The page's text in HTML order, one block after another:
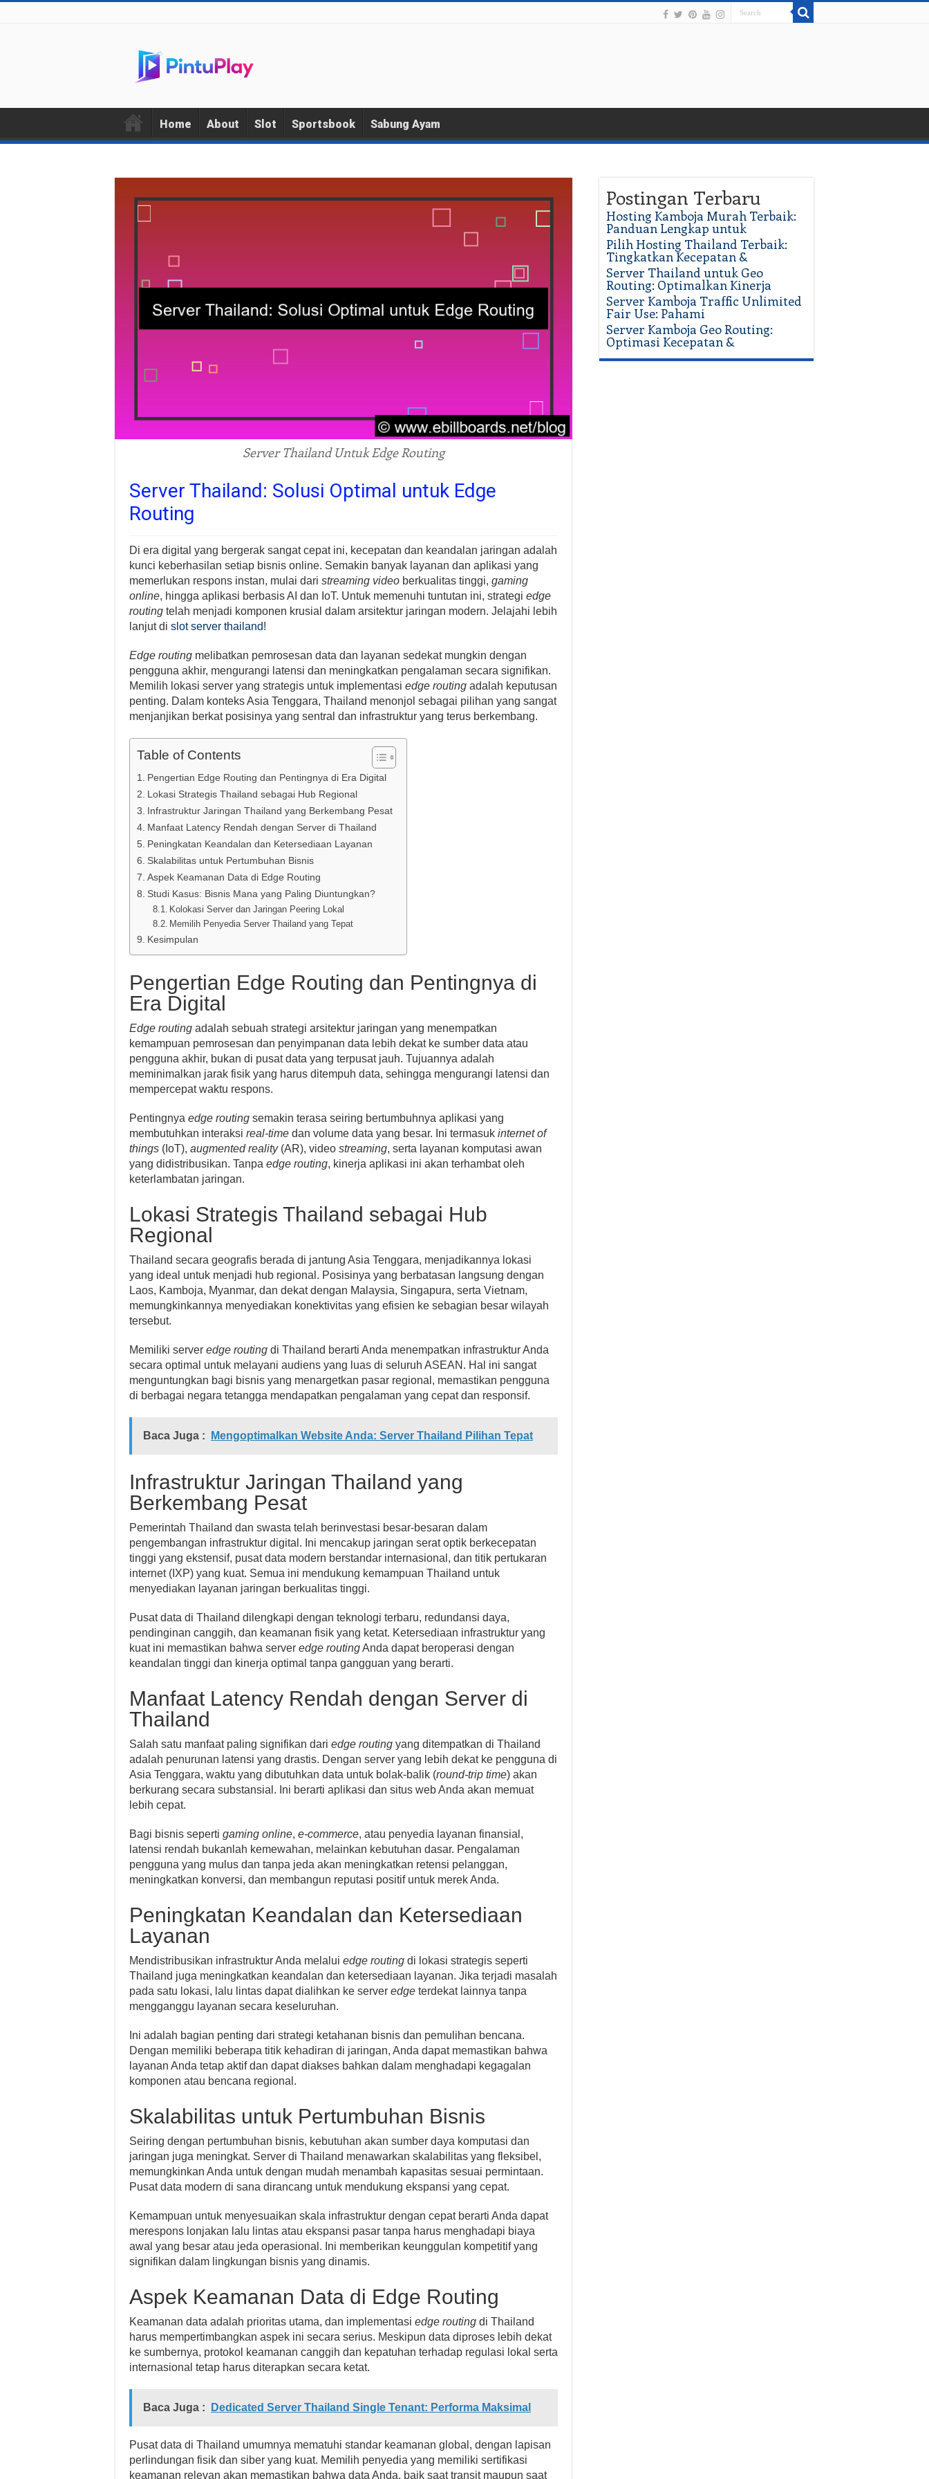
Home About Slot Sportsbook Sabung Ayam
Server Thailand Untuk Edge Routing
Server Thailand: Solusi Optimal untuk Edge
Routing
Di era digital yang bergerak sangat cepat ini, kecepatan dan keandalan jaringan adalah
kunci keberhasilan setiap bisnis online. Semakin banyak layanan dan aplikasi yang
memerlukan respons instan, mulai dari streaming video berkualitas tinggi, gaming
online, hingga aplikasi berbasis AI dan IoT. Untuk memenuhi tuntutan ini, strategi edge
routing telah menjadi komponen krusial dalam arsitektur jaringan modern. Jelajahi lebih
lanjut di slot server thailand!
Edge routing melibatkan pemrosesan data dan layanan sedekat mungkin dengan
pengguna akhir, mengurangi latensi dan meningkatkan pengalaman secara signifikan.
Memilih lokasi server yang strategis untuk implementasi edge routing adalah keputusan
penting. Dalam konteks Asia Tenggara, Thailand menonjol sebagai pilihan yang sangat
menjanjikan berkat posisinya yang sentral dan infrastruktur yang terus berkembang.
Table of Contents
Pengertian Edge Routing dan Pentingnya di Era Digital
Lokasi Strategis Thailand sebagai Hub Regional
Infrastruktur Jaringan Thailand yang Berkembang Pesat
Manfaat Latency Rendah dengan Server di Thailand
Peningkatan Keandalan dan Ketersediaan Layanan
Skalabilitas untuk Pertumbuhan Bisnis
Aspek Keamanan Data di Edge Routing
Studi Kasus: Bisnis Mana yang Paling Diuntungkan?
Kolokasi Server dan Jaringan Peering Lokal
Memilih Penyedia Server Thailand yang Tepat
Kesimpulan
Pengertian Edge Routing dan Pentingnya di
Era Digital
Edge routing adalah sebuah strategi arsitektur jaringan yang menempatkan
kemampuan pemrosesan dan penyimpanan data lebih dekat ke sumber data atau
pengguna akhir, bukan di pusat data yang terpusat jauh. Tujuannya adalah
meminimalkan jarak fisik yang harus ditempuh data, sehingga mengurangi latensi dan
mempercepat waktu respons.
Pentingnya edge routing semakin terasa seiring bertumbuhnya aplikasi yang
membutuhkan interaksi real-time dan volume data yang besar. Ini termasuk internet of
things (IoT), augmented reality(AR), video streaming, serta layanan komputasi awan
yang didistribusikan. Tanpa edge routing, kinerja aplikasi ini akan terhambat oleh
keterlambatan jaringan.
Lokasi Strategis Thailand sebagai Hub
Regional
Thailand secara geografis berada di jantung Asia Tenggara, menjadikannya lokasi
yang ideal untuk menjadi hub regional. Posisinya yang berbatasan langsung dengan
Laos, Kamboja, Myanmar, dan dekat dengan Malaysia, Singapura, serta Vietnam,
memungkinkannya menyediakan konektivitas yang efisien ke sebagian besar wilayah
tersebut.
Memiliki server edge routing di Thailand berarti Anda menempatkan infrastruktur Anda
secara optimal untuk melayani audiens yang luas di seluruh ASEAN. Hal ini sangat
menguntungkan bagi bisnis yang menargetkan pasar regional, memastikan pengguna
di berbagai negara tetangga mendapatkan pengalaman yang cepat dan responsif.
Baca Juga : Mengoptimalkan Website Anda: Server Thailand Pilihan Tepat
Infrastruktur Jaringan Thailand yang
Berkembang Pesat
Pemerintah Thailand dan swasta telah berinvestasi besar-besaran dalam
pengembangan infrastruktur digital. Ini mencakup jaringan serat optik berkecepatan
tinggi yang ekstensif, pusat data modern berstandar internasional, dan titik pertukaran
internet (IXP) yang kuat. Semua ini mendukung kemampuan Thailand untuk
menyediakan layanan jaringan berkualitas tinggi.
Pusat data di Thailand dilengkapi dengan teknologi terbaru, redundansi daya,
pendinginan canggih, dan keamanan fisik yang ketat. Ketersediaan infrastruktur yang
kuat ini memastikan bahwa server edge routingAnda dapat beroperasi dengan
keandalan tinggi dan kinerja optimal tanpa gangguan yang berarti.
Manfaat Latency Rendah dengan Server di
Thailand
Salah satu manfaat paling signifikan dari edge routing yang ditempatkan di Thailand
adalah penurunan latensi yang drastis. Dengan server yang lebih dekat ke pengguna di
Asia Tenggara, waktu yang dibutuhkan data untuk bolak-balik (round-trip time) akan
berkurang secara substansial. Ini berarti aplikasi dan situs web Anda akan memuat
lebih cepat.
Bagi bisnis seperti gaming online, e-commerce, atau penyedia layanan finansial,
latensi rendah bukanlah kemewahan, melainkan kebutuhan dasar. Pengalaman
pengguna yang mulus dan tanpa jeda akan meningkatkan retensi pelanggan,
meningkatkan konversi, dan membangun reputasi positif untuk merek Anda.
Peningkatan Keandalan dan Ketersediaan
Layanan
Mendistribusikan infrastruktur Anda melalui edge routing di lokasi strategis seperti
Thailand juga meningkatkan keandalan dan ketersediaan layanan. Jika terjadi masalah
pada satu lokasi, lalu lintas dapat dialihkan ke server edge terdekat lainnya tanpa
mengganggu layanan secara keseluruhan.
Ini adalah bagian penting dari strategi ketahanan bisnis dan pemulihan bencana.
Dengan memiliki beberapa titik kehadiran di jaringan, Anda dapat memastikan bahwa
layanan Anda tetap aktif dan dapat diakses bahkan dalam menghadapi kegagalan
komponen atau bencana regional.
Skalabilitas untuk Pertumbuhan Bisnis
Seiring dengan pertumbuhan bisnis, kebutuhan akan sumber daya komputasi dan
jaringan juga meningkat. Server di Thailand menawarkan skalabilitas yang fleksibel,
memungkinkan Anda untuk dengan mudah menambah kapasitas sesuai permintaan.
Pusat data modern di sana dirancang untuk mendukung ekspansi yang cepat.
Kemampuan untuk menyesuaikan skala infrastruktur dengan cepat berarti Anda dapat
merespons lonjakan lalu lintas atau ekspansi pasar tanpa harus menghadapi biaya
awal yang besar atau jeda operasional. Ini memberikan keunggulan kompetitif yang
signifikan dalam lingkungan bisnis yang dinamis.
Aspek Keamanan Data di Edge Routing
Keamanan data adalah prioritas utama, dan implementasi edge routing di Thailand
harus mempertimbangkan aspek ini secara serius. Meskipun data diproses lebih dekat
ke sumbernya, protokol keamanan canggih dan kepatuhan terhadap regulasi lokal serta
internasional tetap harus diterapkan secara ketat.
Baca Juga : Dedicated Server Thailand Single Tenant: Performa Maksimal
Pusat data di Thailand umumnya mematuhi standar keamanan global, dengan lapisan
perlindungan fisik dan siber yang kuat. Memilih penyedia yang memiliki sertifikasi
keamanan relevan akan memastikan bahwa data Anda, baik saat transit maupun saat
Postingan Terbaru
Hosting Kamboja Murah Terbaik:
Panduan Lengkap untuk
Pilih Hosting Thailand Terbaik:
Tingkatkan Kecepatan &
Server Thailand untuk Geo
Routing: Optimalkan Kinerja
Server Kamboja Traffic Unlimited
Fair Use: Pahami
Server Kamboja Geo Routing:
Optimasi Kecepatan &